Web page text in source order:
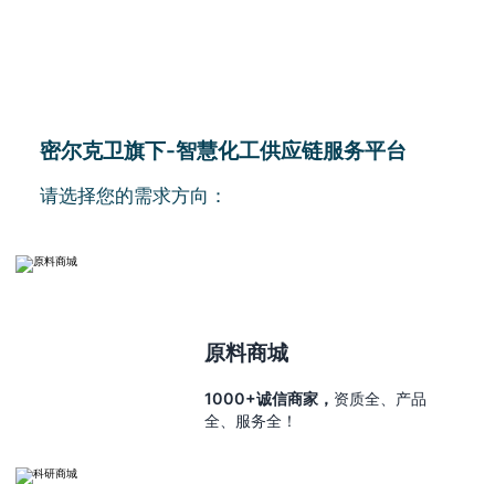
密尔克卫旗下-智慧化工供应链服务平台
请选择您的需求方向：
原料商城
1000+诚信商家， 资质全、产品
全、服务全！